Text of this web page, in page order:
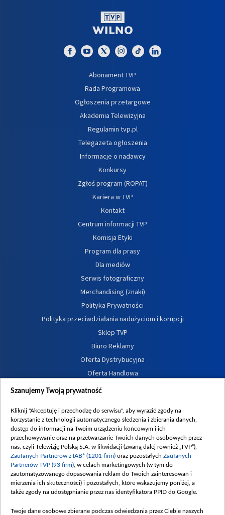
Abonament TVP
Rada Programowa
Ogłoszenia przetargowe
Akademia Telewizyjna
Regulamin tvp.pl
Telegazeta ogłoszenia
Informacje o nadawcy
Konkursy
Zgłoś program (ROPAT)
Kariera w TVP
Kontakt
Centrum informacji TVP
Komisja Etyki
Program dla prasy
Dla mediów
Serwis fotograficzny
Merchandising (znaki)
Polityka Prywatności
Polityka przeciwdziałania nadużyciom i korupcji
Sklep TVP
Biuro Reklamy
Oferta Dystrybucyjna
Oferta Handlowa
Dostępność
Procedura zgłoszeń wewnętrznych
Szanujemy Twoją prywatność
Kliknij "Akceptuję i przechodzę do serwisu", aby wyrazić zgody na
korzystanie z technologii automatycznego śledzenia i zbierania danych,
dostęp do informacji na Twoim urządzeniu końcowym i ich
przechowywanie oraz na przetwarzanie Twoich danych osobowych przez
nas, czyli Telewizję Polską S.A. w likwidacji (zwaną dalej również „TVP”),
Zaufanych Partnerów z IAB* (1201 firm) oraz pozostałych Zaufanych
Partnerów TVP (93 firm) , w celach marketingowych (w tym do
zautomatyzowanego dopasowania reklam do Twoich zainteresowań i
mierzenia ich skuteczności) i pozostałych, które wskazujemy poniżej, a
także zgody na udostępnianie przez nas identyfikatora PPID do Google.
Twoje dane osobowe zbierane podczas odwiedzania przez Ciebie naszych